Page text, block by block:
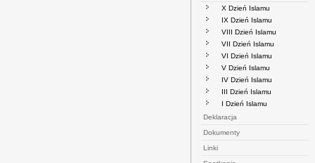
X Dzień Islamu
IX Dzień Islamu
VIII Dzień Islamu
VII Dzień Islamu
VI Dzień Islamu
V Dzień Islamu
IV Dzień Islamu
III Dzień Islamu
I Dzień Islamu
Deklaracja
Dokumenty
Linki